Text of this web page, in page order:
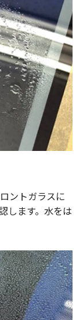
ントガラスに
します。水をは